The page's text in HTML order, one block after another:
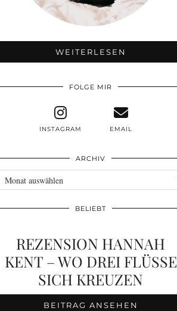
WEITERLESEN
FOLGE MIR
INSTAGRAM EMAIL
ARCHIV
Archiv
BELIEBT
REZENSION HANNAH
KENT – WO DREI FLÜSSE
SICH KREUZEN
BEITRAG ANSEHEN